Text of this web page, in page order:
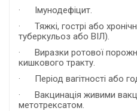
· Імунодефіцит.
· Тяжкі, гострі або
туберкульоз або ВІЛ).
· Виразки ротової
кишкового тракту.
· Період вагітності або
· Вакцинація живими
метотрексатом.